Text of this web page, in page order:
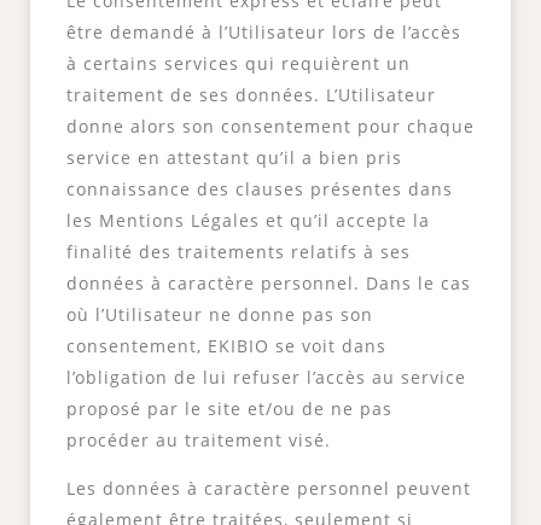
être demandé à l’Utilisateur lors de l’accès
à certains services qui requièrent un
traitement de ses données. L’Utilisateur
donne alors son consentement pour chaque
service en attestant qu’il a bien pris
connaissance des clauses présentes dans
les Mentions Légales et qu’il accepte la
finalité des traitements relatifs à ses
données à caractère personnel. Dans le cas
où l’Utilisateur ne donne pas son
consentement, EKIBIO se voit dans
l’obligation de lui refuser l’accès au service
proposé par le site et/ou de ne pas
procéder au traitement visé.
Les données à caractère personnel peuvent
également être traitées, seulement si